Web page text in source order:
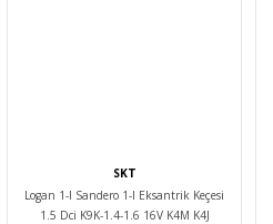
SKT
Logan 1-I Sandero 1-I Eksantrik Keçesi
1.5 Dci K9K-1.4-1.6 16V K4M K4J